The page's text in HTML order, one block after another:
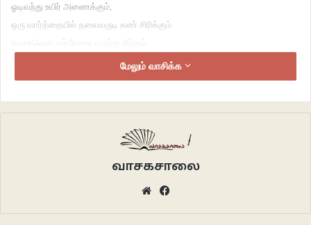
ஓடிவந்து உயிர் அணைக்கும்,
ஒரு வார்த்தையில் தலைவருடி கண் சிரிக்கும்
கரகரவென கம்பீரமாக எழுந்து நிற்கும்
என்னைப் பிடித்துக்கொள் நானிருக்கிறேன் என்று கூறும்
சற்று வார்த்தையில் நீண்டு வாஞ்சையில் வளரும்
குளிரச் செய்து வெப்பம் செய்யும்
மெல்லிய குரலில் ஆணுடையதும்,
முரட்டுக் குரலில் பெண்ணுடையதுமாக ….
அப்பப்பா இந்தக் குரல்கள்தான் எத்தனை !
ஏன்தான் இப்படிக் குரல் விரும்பி ஆனேனோ
மேலும் வாசிக்க
வாசகசாலை
Website